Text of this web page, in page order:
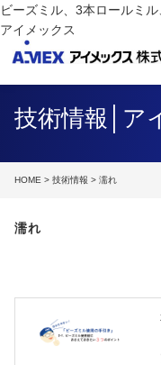
ビーズミル、3本ロールミ
アイメックス
技術情報│ア
HOME > 技術情報 > 濡れ
濡れ